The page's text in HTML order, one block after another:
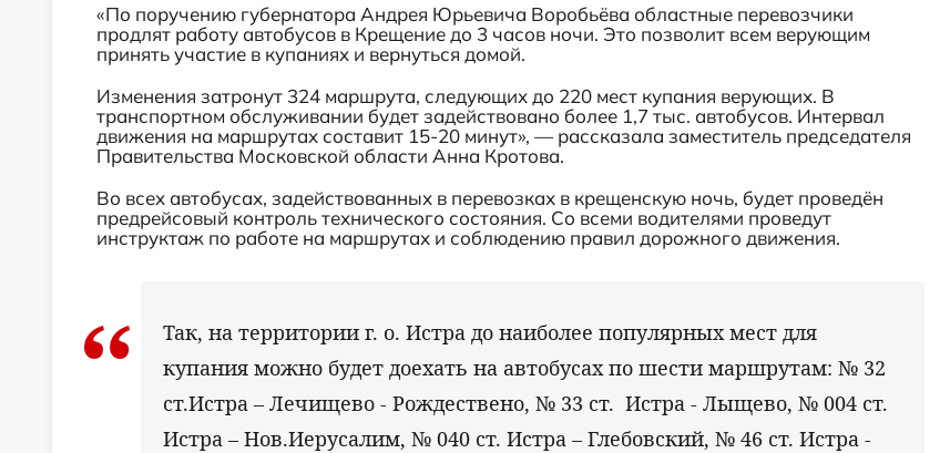
«По поручению губернатора Андрея Юрьевича Воробьёва областные перевозчики
продлят работу автобусов в Крещение до 3 часов ночи. Это позволит всем верующим
принять участие в купаниях и вернуться домой.
Изменения затронут 324 маршрута, следующих до 220 мест купания верующих. В
транспортном обслуживании будет задействовано более 1,7 тыс. автобусов. Интервал
движения на маршрутах составит 15-20 минут», — рассказала заместитель председателя
Правительства Московской области Анна Кротова.
Во всех автобусах, задействованных в перевозках в крещенскую ночь, будет проведён
предрейсовый контроль технического состояния. Со всеми водителями проведут
инструктаж по работе на маршрутах и соблюдению правил дорожного движения.
Так, на территории г. о. Истра до наиболее популярных мест для
купания можно будет доехать на автобусах по шести маршрутам: № 32
ст.Истра – Лечищево - Рождествено, № 33 ст. Истра - Лыщево, № 004 ст.
Истра – Нов.Иерусалим, № 040 ст. Истра – Глебовский, № 46 ст. Истра -